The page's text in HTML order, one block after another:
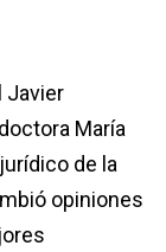
Javier
María
de la
opiniones